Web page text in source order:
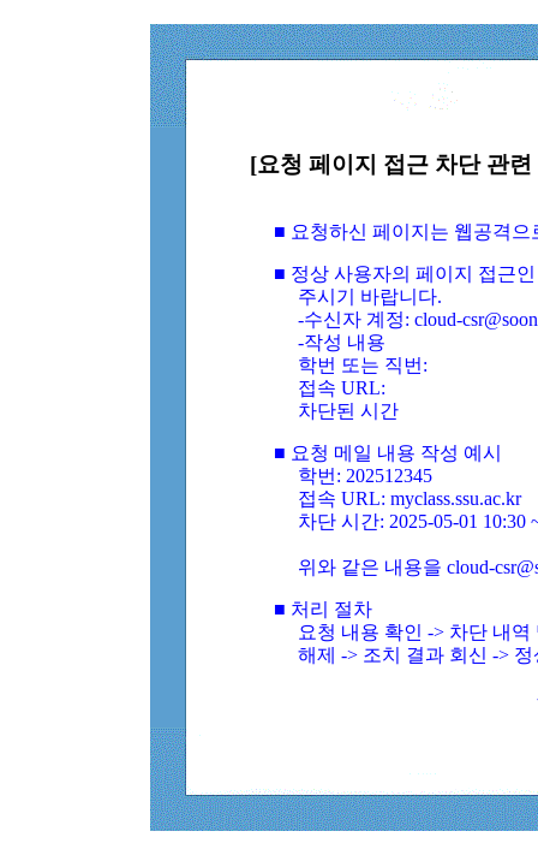
[요청 페이지 접근 차단 관
■ 요청하신 페이지는 웹공격
■ 정상 사용자의 페이지 접근
주시기 바랍니다.
-수신자 계정: cloud-
-작성 내용
학번 또는 직번:
접속 URL:
차단된 시간
■ 요청 메일 내용 작성 예시
학번: 202512345
접속 URL: myclass.ssu.ac.kr
차단 시간: 2025-05-01 10:30
위와 같은 내용을 cloud-
■ 처리 절차
요청 내용 확인 -> 차단 내
해제 -> 조치 결과 회신 ->